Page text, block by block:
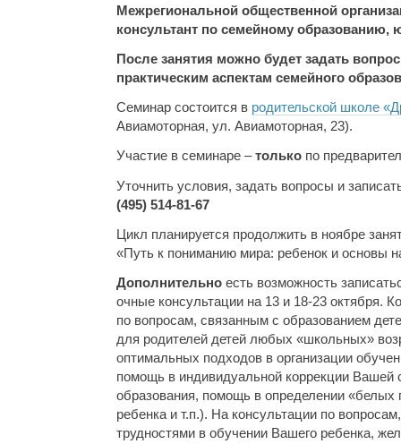
Межрегиональной общественной
консультант по семейному образованию,
После занятия можно будет задать
практическим аспектам семейного
Семинар состоится в родительской школе
Авиамоторная, ул. Авиамоторная, 23).
Участие в семинаре –только по
Уточнить условия, задать вопросы и
(495) 514-81-67
Цикл планируется продолжить в ноябре
«Путь к пониманию мира: ребенок и основы
Дополнительно есть возможность
очные консультации на 13 и 18-23 октября.
по вопросам, связанным с образованием
для родителей детей любых «школьных»
оптимальных подходов в организации
помощь в индивидуальной коррекции Вашей
образования, помощь в определении «белых
ребенка и т.п.). На консультации по
трудностями в обучении Вашего ребенка,